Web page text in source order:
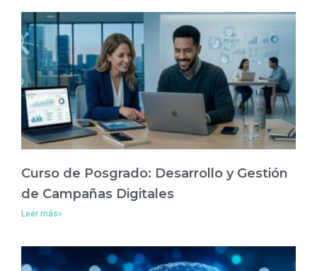
Curso de Posgrado: Desarrollo y Gestión
de Campañas Digitales
Leer más»